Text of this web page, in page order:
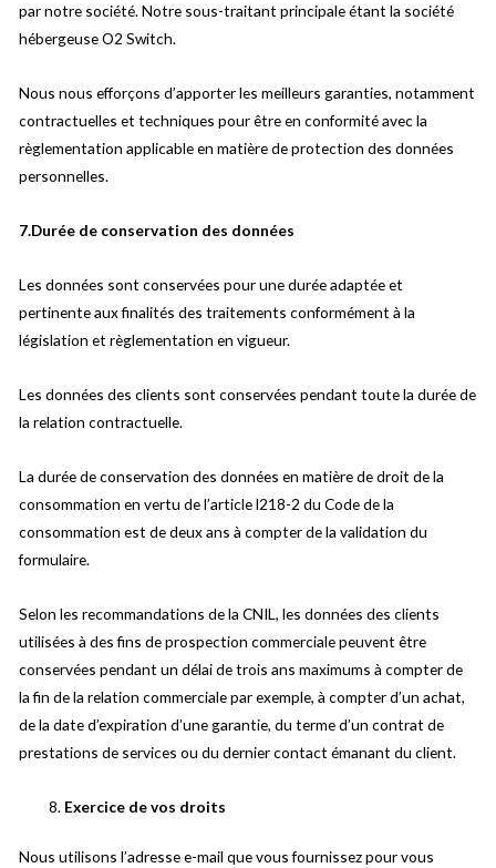
par notre société. Notre sous-traitant principale étant la société
hébergeuse O2 Switch.
Nous nous efforçons d’apporter les meilleurs garanties, notamment
contractuelles et techniques pour être en conformité avec la
règlementation applicable en matière de protection des données
personnelles.
7.Durée de conservation des données
Les données sont conservées pour une durée adaptée et
pertinente aux finalités des traitements conformément à la
législation et règlementation en vigueur.
Les données des clients sont conservées pendant toute la durée de
la relation contractuelle.
La durée de conservation des données en matière de droit de la
consommation en vertu de l’article l218-2 du Code de la
consommation est de deux ans à compter de la validation du
formulaire.
Selon les recommandations de la CNIL, les données des clients
utilisées à des fins de prospection commerciale peuvent être
conservées pendant un délai de trois ans maximums à compter de
la fin de la relation commerciale par exemple, à compter d’un achat,
de la date d’expiration d’une garantie, du terme d’un contrat de
prestations de services ou du dernier contact émanant du client.
Exercice de vos droits
Nous utilisons l’adresse e-mail que vous fournissez pour vous